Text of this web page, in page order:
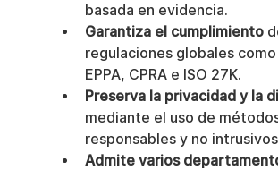
basada en evidencia.
Garantiza el cumplimiento
regulaciones globales como
EPPA, CPRA e ISO 27K.
Preserva la privacidad y la
mediante el uso de
responsables y no
Admite varios